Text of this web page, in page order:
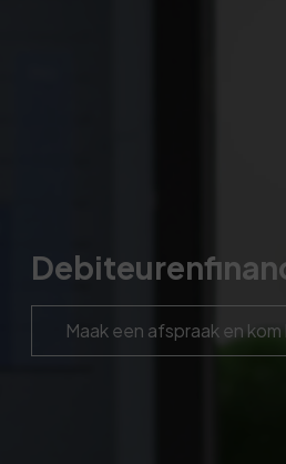
Maak een afspraak en kom